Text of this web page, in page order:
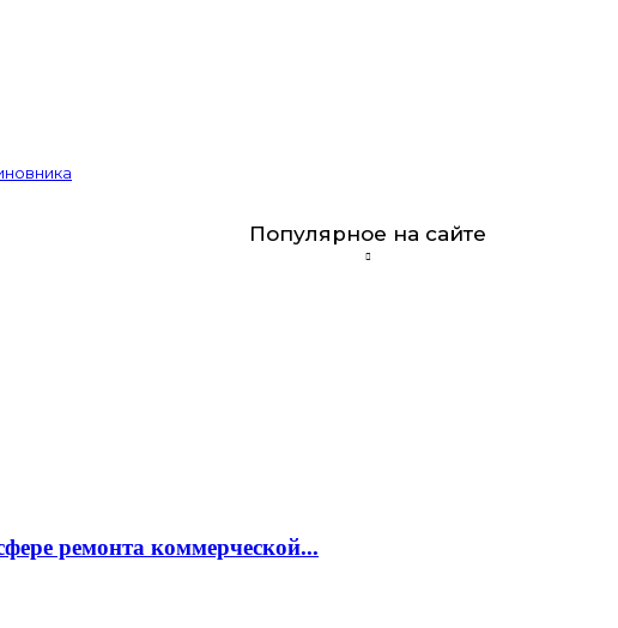
Популярное на сайте
ремонта коммерческой...